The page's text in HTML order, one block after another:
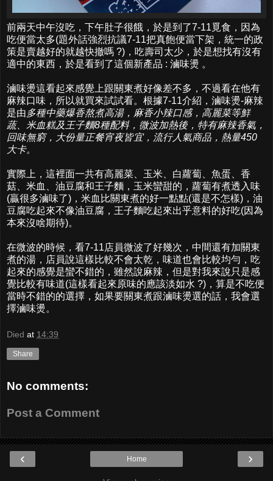
前兩天中午沒吃，下午肚子很餓，於是到了7-11覓食，因為
吃便當太多(題外話強烈抗議7-11把真飽便當下架，統一的政
策是賣越好的就越快撤嗎 ?)，吃壽司太少，於是想找有沒有
適中的東西，於是看到了這個新產品 : 滷味燙 。
滷味燙這看起來感覺上跟關東煮好像差不多，不過看在他有
麻辣口味，所以就買來試試看。根據7-11介紹，滷味燙-麻辣
是由多種中藥爆香熬煮高湯，麻香小辣口感，高麗菜等鮮
蔬、米血糕及王子麵8種配料，微波加熱後，特有麻辣香氣，
回味無窮，大份量正餐宵夜皆宜，流行人氣商品，熱量450
大卡。
實際上，這裡面一共有高麗菜、玉米、白蘿蔔、魚蛋、香
菇、米血、油豆腐和王子麵，玉米蠻甜的，蘿蔔有煮透入味
(贏很多滷味了)，米血比關東煮的好一點點(還是不怎樣)，油
豆腐吃起來不像油豆腐，王子麵吃起來出乎意料的好吃(因為
本來沒啥期待)。
在微波的時候，看7-11店員微波了好幾次，中間還有加關東
煮的湯，店員說這樣比較不會太乾，味道也會比較均勻，吃
起來的感覺是蠻不錯的，雖然說麻辣，但是對我來說只是感
覺比較有味道(這樣看起來原味的應該淡如水 ?)，算是不吃便
當時不錯的的選擇，如果要關東煮跟滷味燙選的話，我會選
擇滷味燙。
Died at 14:39
Share
No comments:
Post a Comment
‹ ›
Home